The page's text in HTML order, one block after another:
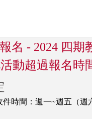
名 - 2024 四期
動超過報名時
件時間：週一~週五（